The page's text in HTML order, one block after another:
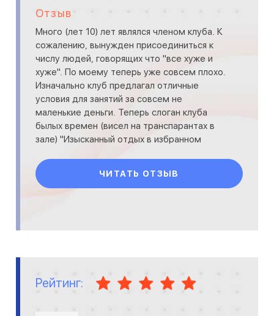
Отзыв
Много (лет 10) лет являлся членом клуба. К
сожалению, вынужден присоединиться к
числу людей, говорящих что "все хуже и
хуже". По моему теперь уже совсем плохо.
Изначально клуб предлагал отличные
условия для занятий за совсем не
маленькие деньги. Теперь слоган клуба
былых времен (висел на транспарантах в
зале) "Изысканный отдых в избранном
ЧИТАТЬ ОТЗЫВ
Рейтинг: